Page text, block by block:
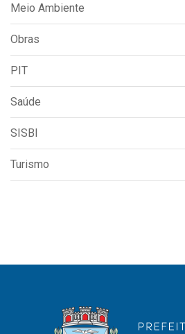
Meio Ambiente
Obras
PIT
Saúde
SISBI
Turismo